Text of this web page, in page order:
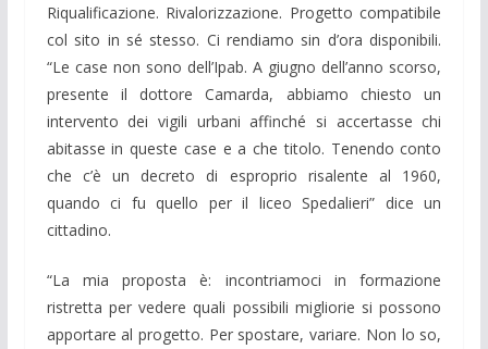
Riqualificazione. Rivalorizzazione. Progetto compatibile
col sito in sé stesso. Ci rendiamo sin d’ora disponibili.
“Le case non sono dell’Ipab. A giugno dell’anno scorso,
presente il dottore Camarda, abbiamo chiesto un
intervento dei vigili urbani affinché si accertasse chi
abitasse in queste case e a che titolo. Tenendo conto
che c’è un decreto di esproprio risalente al 1960,
quando ci fu quello per il liceo Spedalieri” dice un
cittadino.
“La mia proposta è: incontriamoci in formazione
ristretta per vedere quali possibili migliorie si possono
apportare al progetto. Per spostare, variare. Non lo so,